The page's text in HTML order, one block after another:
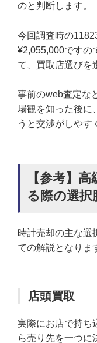
のと判断します。
今回調査時の
¥2,055,000ですの
て、買取店選びを
事前のweb査定な
場観を知った後に
うと交渉がしやす
【参考】
る際の選択
時計売却の主な選
ての解説となりま
店頭買取
実際にお店で持ち
ら売り先を一つに